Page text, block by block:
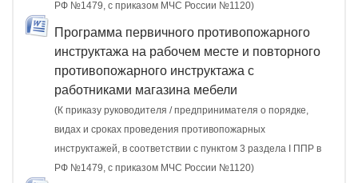
РФ №1479, с приказом МЧС России №1120)
Программа первичного противопожарного
инструктажа на рабочем месте и повторного
противопожарного инструктажа с
работниками магазина мебели
(К приказу руководителя / предпринимателя о порядке,
видах и сроках проведения противопожарных
инструктажей, в соответствии с пунктом 3 раздела I ППР в
РФ №1479, с приказом МЧС России №1120)